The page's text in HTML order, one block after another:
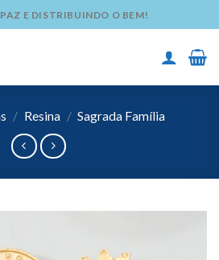
E DISTRIBUINDO O BEM!
/ Resina / Sagrada Família